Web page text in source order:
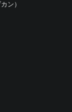
ン）